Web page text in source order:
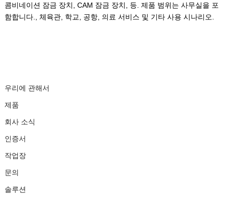
콤비네이션 잠금 장치, CAM 잠금 장치, 등. 제품 범위는 사무실을 포
함합니다., 체육관, 학교, 공항, 의료 서비스 및 기타 사용 시나리오.
우리에 관해서
제품
회사 소식
인증서
작업장
문의
솔루션